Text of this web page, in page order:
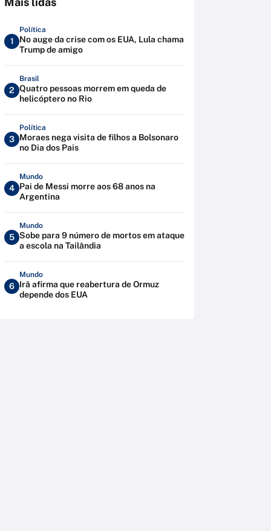
1
Política
No auge da crise com os EUA, Lula chama
Trump de amigo
2
Brasil
Quatro pessoas morrem em queda de
helicóptero no Rio
3
Política
Moraes nega visita de filhos a Bolsonaro
no Dia dos Pais
4
Mundo
Pai de Messi morre aos 68 anos na
Argentina
5
Mundo
Sobe para 9 número de mortos em ataque
a escola na Tailândia
6
Mundo
Irã afirma que reabertura de Ormuz
depende dos EUA